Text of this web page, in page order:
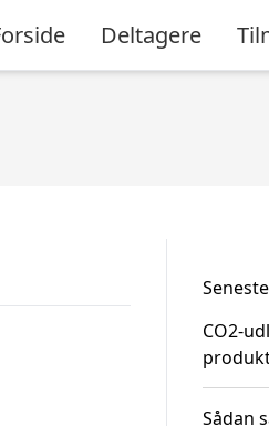
Deltagere
CO2-
Sådan